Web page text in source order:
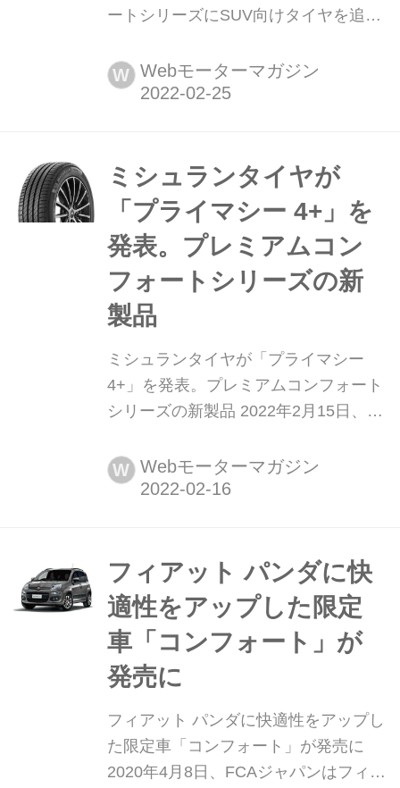
ートシリーズにSUV向けタイヤを追加
ヤはプレミアムコンフォートタイヤ、
プライマシーシリーズのSUV向け新表
19日より順次発売することを発表し
た。
W Webモーターマガジン
ミシュランタイヤが
「プライマシー 4+」を
発表。プレミアムコン
フォートシリーズの新
製品
ミシュランタイヤが「プライマシー
4+」を発表。プレミアムコンフォート
シリーズの新製品 2022年2月15日、日
フォートタイヤの新製品、「ミシュラ
ン プライマシー フォー プラス
W Webモーターマガジン
フィアット パンダに快
適性をアップした限定
車「コンフォート」が
発売に
フィアット パンダに快適性をアップし
た限定車「コンフォート」が発売に
2020年4月8日、FCAジャパンはフィア